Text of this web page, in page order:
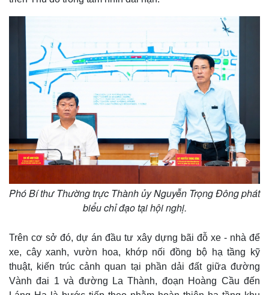
Quan sát
Cuộc sống đó đây
Hồ sơ
Multimedia
Video
Ảnh
E-Magazine
Phó Bí thư Thường trực Thành ủy Nguyễn Trọng Đông phát
biểu chỉ đạo tại hội nghị.
Trên cơ sở đó, dự án đầu tư xây dựng bãi đỗ xe - nhà để
xe, cây xanh, vườn hoa, khớp nối đồng bộ hạ tầng kỹ
thuật, kiến trúc cảnh quan tại phần dải đất giữa đường
Vành đai 1 và đường La Thành, đoạn Hoàng Cầu đến